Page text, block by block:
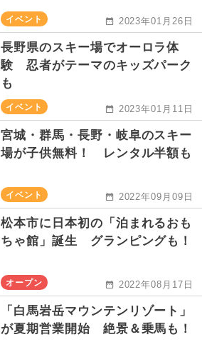
イベント 2023年01月26日
長野県のスキー場でオーロラ体
験 忍者がテーマのキッズパーク
も
イベント 2023年01月11日
宮城・群馬・長野・岐阜のスキー
場が子供無料！ レンタル半額も
イベント 2022年09月09日
松本市に日本初の「泊まれるおも
ちゃ館」誕生 グランピングも！
オープン 2022年08月17日
「白馬岩岳マウンテンリゾート」
が夏期営業開始 絶景＆乗馬も！